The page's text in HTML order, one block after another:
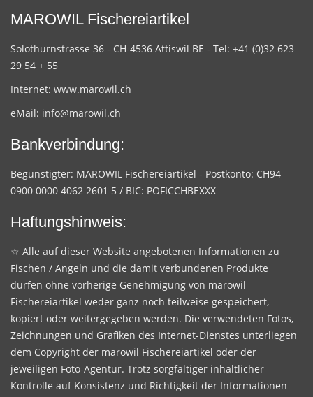
MAROWIL Fischereiartikel
Solothurnstrasse 36 - CH-4536 Attiswil BE - Tel: +41 (0)32 623
29 54 + 55
Internet: www.marowil.ch
eMail: info@marowil.ch
Bankverbindung:
Begünstigter: MAROWIL Fischereiartikel - Postkonto: CH94
0900 0000 4062 2601 5 / BIC: POFICCHBEXXX
Haftungshinweis:
☆ Alle auf dieser Website angebotenen Informationen zu
Fischen / Angeln und die damit verbundenen Produkte
dürfen ohne vorherige Genehmigung von marowil
Fischereiartikel weder ganz noch teilweise gespeichert,
kopiert oder weitergegeben werden. Die verwendeten Fotos,
Zeichnungen und Grafiken des Internet-Dienstes unterliegen
dem Copyright der marowil Fischereiartikel oder der
jeweiligen Foto-Agentur. Trotz sorgfältiger inhaltlicher
Kontrolle auf Konsistenz und Richtigkeit der Informationen